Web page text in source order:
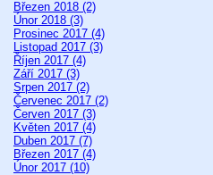
Březen 2018 (2)
Únor 2018 (3)
Prosinec 2017 (4)
Listopad 2017 (3)
Říjen 2017 (4)
Září 2017 (3)
Srpen 2017 (2)
Červenec 2017 (2)
Červen 2017 (3)
Květen 2017 (4)
Duben 2017 (7)
Březen 2017 (4)
Únor 2017 (10)